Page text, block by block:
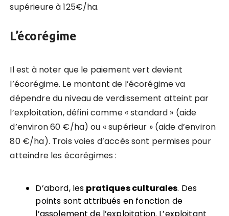
supérieure à 125€/ha.
L’écorégime
Il est à noter que le paiement vert devient
l’écorégime. Le montant de l’écorégime va
dépendre du niveau de verdissement atteint par
l’exploitation, défini comme « standard » (aide
d’environ 60 €/ha) ou « supérieur » (aide d’environ
80 €/ha). Trois voies d’accès sont permises pour
atteindre les écorégimes :
D’abord, les pratiques culturales. Des
points sont attribués en fonction de
l’assolement de l’exploitation. L’exploitant